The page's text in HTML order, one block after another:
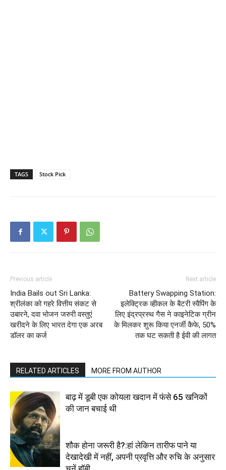
TAGS Stock Pick
Previous article
India Bails out Sri Lanka:
श्रीलंका को गहरे वित्तीय संकट से
उबारने, दवा भोजन जरुरी वस्तुएं
खरीदने के लिए भारत देगा एक अरब
डॉलर का कर्ज
Next article
Battery Swapping Station:
इलेक्ट्रिक व्हीकल के बैटरी स्वैपिंग के
लिए इंद्रप्रस्थ गैस ने काइनेटिक ग्रीन
के मिलकर शुरू किया एनर्जी कैफे, 50%
तक घट सकती है ईवी की लागत
RELATED ARTICLES MORE FROM AUTHOR
बाढ़ में डूबी एक कोयला खदान में फंसे 65 खनिकों
की जान बचाई थी
शौक होना जरूरी है?:हां लेकिन तारीफ पाने या
देखादेखी में नहीं, अपनी प्रवृत्ति और रुचि के अनुसार